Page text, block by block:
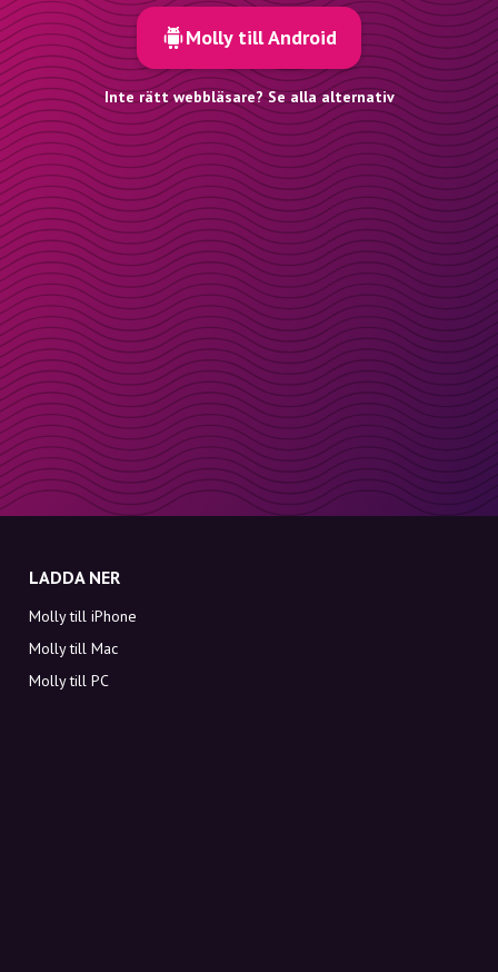
Molly till Android
Inte rätt webbläsare? Se alla alternativ
LADDA NER
Molly till iPhone
Molly till Mac
Molly till PC